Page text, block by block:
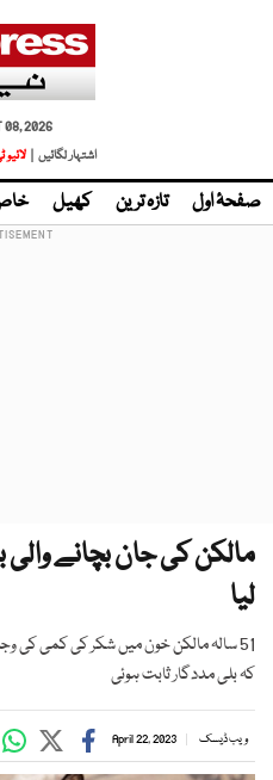
08, 2026
اشتہار لگائیں |
صفحۂ اول تازہ ترین کھیل
مالکن کی جان بچانے
لیا
51 سالہ مالکن خون میں شکر کی کمی
کہ بلی مددگار ثابت ہوئی
ویب ڈیسک April 22, 2023